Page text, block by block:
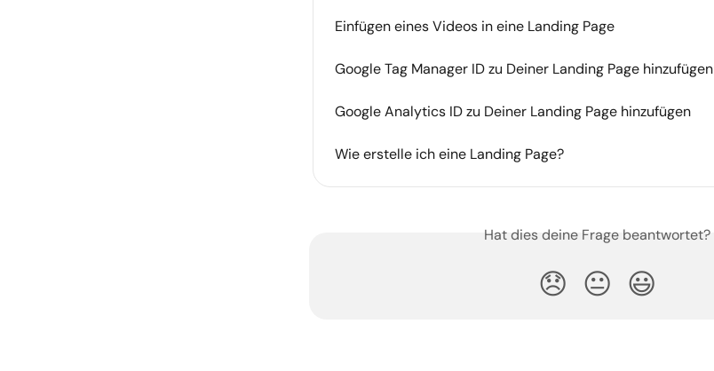
Einfügen eines Videos in eine Landing Page
Google Tag Manager ID zu Deiner Landing Page hinzufügen
Google Analytics ID zu Deiner Landing Page hinzufügen
Wie erstelle ich eine Landing Page?
Hat dies deine Frage beantwortet?
😞 😐 😃